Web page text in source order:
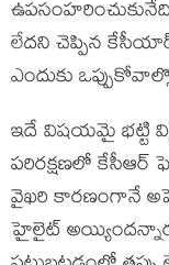
లేదని చెప్పిన
ఎందుకు
ఇదే విషయమై భట్టి
పరిరక్షణలో
వైఖరి కారణంగానే
హైలైట్